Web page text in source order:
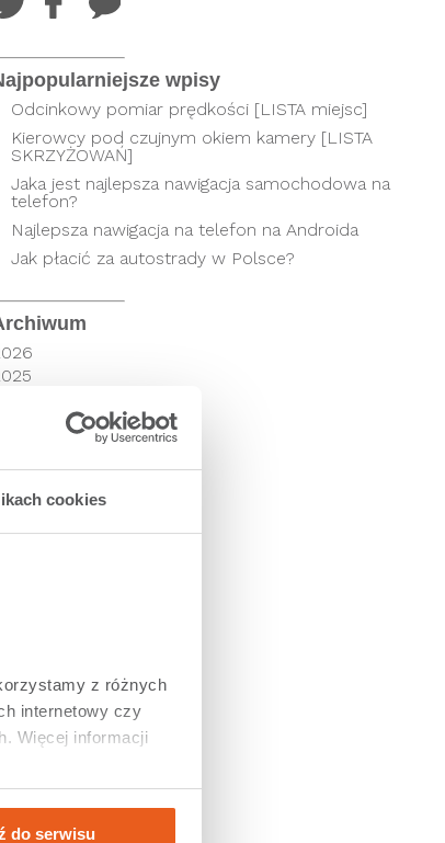
cookies
z różnych
internetowy czy
Więcej informacji
do serwisu
wpisy
Odcinkowy pomiar prędkości [LISTA miejsc]
Kierowcy pod czujnym okiem kamery [LISTA
SKRZYŻOWAŃ]
Jaka jest najlepsza nawigacja samochodowa na
telefon?
Najlepsza nawigacja na telefon na Androida
Jak płacić za autostrady w Polsce?